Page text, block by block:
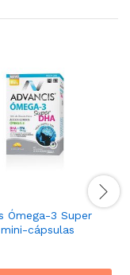
Ómega-3 Super
cápsulas